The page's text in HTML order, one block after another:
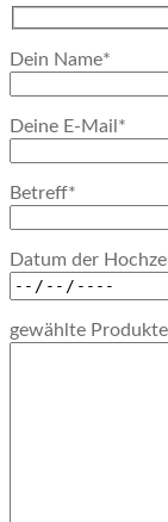
Dein Name*
Deine E-Mail*
Betreff*
Datum der
gewählte